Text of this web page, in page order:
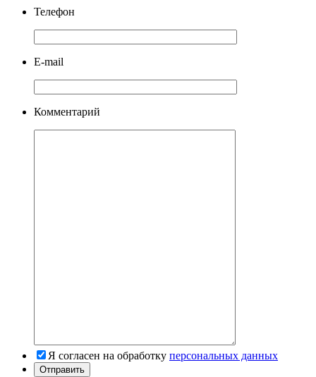
Телефон
E-mail
Комментарий
Я согласен на обработку персональных данных